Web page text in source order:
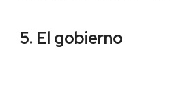
5. El gobierno